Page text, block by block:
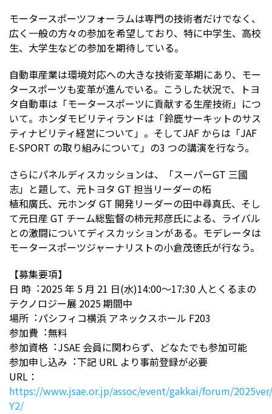
モータースポーツフォーラムは専⾨の技術者だけでなく、
広く⼀般の⽅々の参加を希望しており、特に中学⽣、⾼校
⽣、⼤学⽣などの参加を期待している。
⾃動⾞産業は環境対応への⼤きな技術変⾰期にあり、モー
タースポーツも変⾰が進んでいる。こうした状況で、トヨ
タ⾃動⾞は「モータースポーツに貢献する⽣産技術」につ
いて。ホンダモビリティランドは「鈴⿅サーキットのサス
ティナビリティ経営について」。そしてJAF からは「JAF
E-SPORT の取り組みについて」の3 つの講演を行なう。
さらにパネルディスカッションは、「スーパーGT 三國
志」と題して、元トヨタ GT 担当リーダーの柘
植和廣⽒、元ホンダ GT 開発リーダーの⽥中尋真⽒、そし
て元⽇産 GT チーム総監督の柿元邦彦⽒による、ライバル
との激闘についてディスカッションがある。モデレータは
モータースポーツジャーナリストの⼩倉茂徳⽒が行なう。
【募集要項】
⽇ 時︓2025 年 5 ⽉ 21 ⽇(⽔)14:00〜17:30 ⼈とくるまの
テクノロジー展 2025 期間中
場所︓パシフィコ横浜 アネックスホール F203
参加費︓無料
参加資格︓JSAE 会員に関わらず、どなたでも参加可能
参加申し込み︓下記 URL より事前登録が必要
URL：
https://www.jsae.or.jp/assoc/event/gakkai/forum/
Y2/